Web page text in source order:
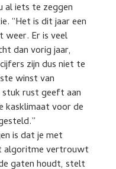
al iets te zeggen
“Het is dit jaar een
weer. Er is veel
dan vorig jaar,
zijn dus niet te
winst van
rust geeft aan
kasklimaat voor de
is dat je met
algoritme vertrouwt
gaten houdt, stelt